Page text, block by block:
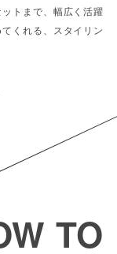
トまで、幅広く活躍
くれる、スタイリン
TO